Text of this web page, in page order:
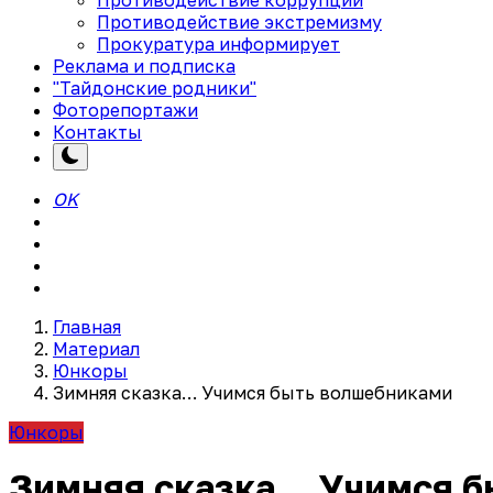
Противодействие экстремизму
Прокуратура информирует
Реклама и подписка
"Тайдонские родники"
Фоторепортажи
Контакты
OK
Главная
Материал
Юнкоры
Зимняя сказка… Учимся быть волшебниками
Юнкоры